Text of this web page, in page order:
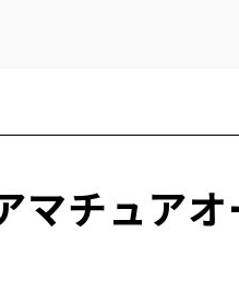
マチュア